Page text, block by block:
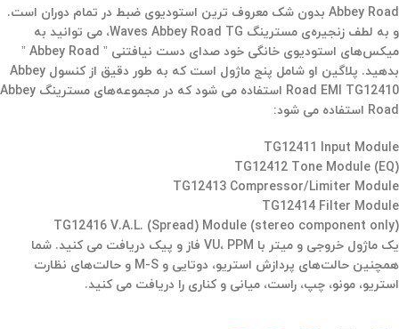
Abbey Road بدون شک معروف ترین استودیوی ضبط در تمام دوران است.
و به لطف زنجیره‌ی مسترینگ Waves Abbey Road TG، می توانید به
میکس‌های استودیوی خانگی خود صدای دست نیافتنی ” Abbey Road ”
بدهید. پلاگین او شامل پنج ماژول است که به طور دقیق از کنسول Abbey
Road EMI TG12410 استفاده می شود که در مجموعه‌های مسترینگ Abbey
Road استفاده می شود:
TG12411 Input Module
TG12412 Tone Module (EQ)
TG12413 Compressor/Limiter Module
TG12414 Filter Module
TG12416 V.A.L. (Spread) Module (stereo component only)
یک ماژول خروجی و میتر با VU، PPM فاز و پیک دریافت می کنید. شما
همچنین حالت‌های پردازش استریو، دوتایی و M-S و حالت‌های نظارت
استریو، مونو، چپ، راست، میانی و کناری را دریافت می کنید.